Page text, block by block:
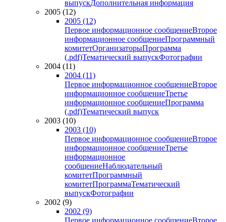
выпускДополнительная информация
2005 (12)
2005 (12)
Первое информационное сообщениеВторое
информационное сообщениеПрограммный
комитетОрганизаторыПрограмма
(.pdf)Тематический выпускФотографии
2004 (11)
2004 (11)
Первое информационное сообщениеВторое
информационное сообщениеТретье
информационное сообщениеПрограмма
(.pdf)Тематический выпуск
2003 (10)
2003 (10)
Первое информационное сообщениеВторое
информационное сообщениеТретье
информационное
сообщениеНаблюдательный
комитетПрограммный
комитетПрограммаТематический
выпускФотографии
2002 (9)
2002 (9)
Первое информационное сообщениеВторое